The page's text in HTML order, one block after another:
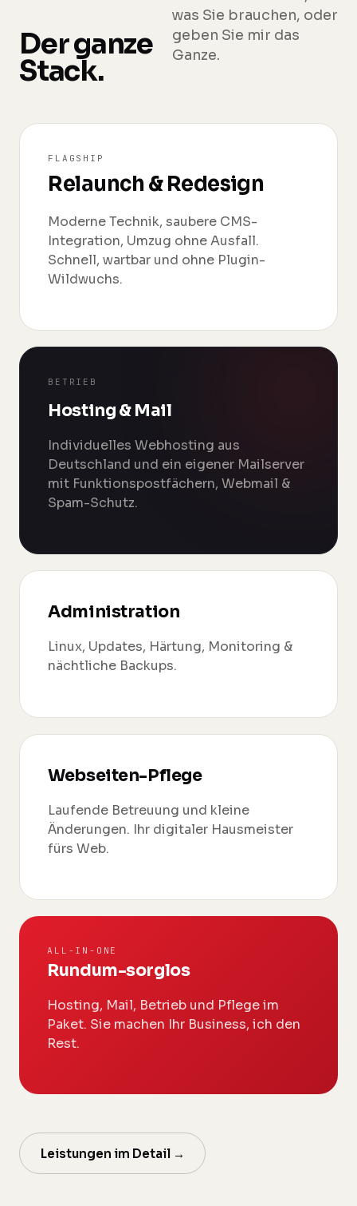
Der ganze
Stack.
was Sie brauchen, oder
geben Sie mir das
Ganze.
FLAGSHIP
Relaunch & Redesign
Moderne Technik, saubere CMS-
Integration, Umzug ohne Ausfall.
Schnell, wartbar und ohne Plugin-
Wildwuchs.
BETRIEB
Hosting & Mail
Individuelles Webhosting aus
Deutschland und ein eigener Mailserver
mit Funktionspostfächern, Webmail &
Spam-Schutz.
Administration
Linux, Updates, Härtung, Monitoring &
nächtliche Backups.
Webseiten-Pflege
Laufende Betreuung und kleine
Änderungen. Ihr digitaler Hausmeister
fürs Web.
ALL-IN-ONE
Rundum-sorglos
Hosting, Mail, Betrieb und Pflege im
Paket. Sie machen Ihr Business, ich den
Rest.
Leistungen im Detail →